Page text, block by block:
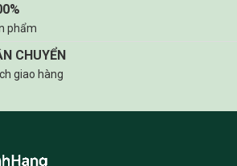
phẩm
CHUYỂN
giao hàng